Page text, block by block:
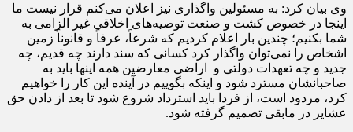
وی بیان کرد: به مسئولین واگذاری نیز اعلان می‌کنم قرار نیست ما
اینجا در خصوص کشت و صنعت توصیه‌های اخلاقی غیر الزامی به
شما بکنیم؛ چندین بار اعلام کردیم که شرعاً، عرفاً و قانوناً زمین
اشخاص را نمی‌توان واگذار کرد کسانی که سند دارند چه قدیم، چه
جدید و چه تعهدات دولتی و اراضی معارضین همه اینها باید به
صاحبانشان مسترد شود و اینکه بگوییم در آینده این کار را خواهیم
کرد، مردود است، از فردا باید استرداد شروع شود تا بعد از دادن حق
عشایر در مابقی تصمیم گرفته شود.